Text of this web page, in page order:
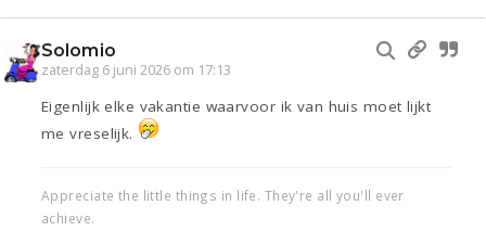
Solomio
zaterdag 6 juni 2026 om 17:13
Eigenlijk elke vakantie waarvoor ik van huis moet lijkt
me vreselijk.
Appreciate the little things in life. They're all you'll ever
achieve.